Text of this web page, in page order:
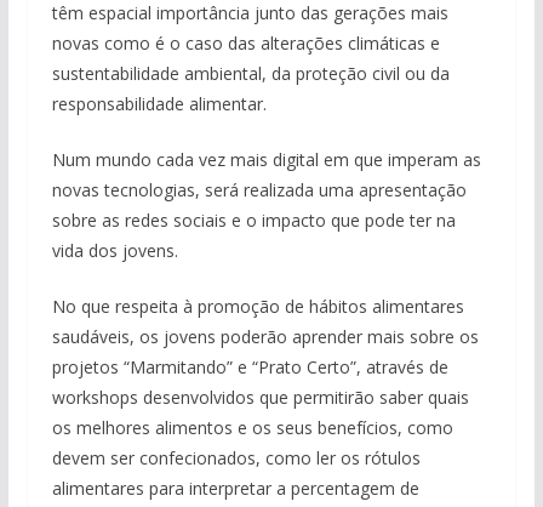
têm espacial importância junto das gerações mais
novas como é o caso das alterações climáticas e
sustentabilidade ambiental, da proteção civil ou da
responsabilidade alimentar.
Num mundo cada vez mais digital em que imperam as
novas tecnologias, será realizada uma apresentação
sobre as redes sociais e o impacto que pode ter na
vida dos jovens.
No que respeita à promoção de hábitos alimentares
saudáveis, os jovens poderão aprender mais sobre os
projetos “Marmitando” e “Prato Certo”, através de
workshops desenvolvidos que permitirão saber quais
os melhores alimentos e os seus benefícios, como
devem ser confecionados, como ler os rótulos
alimentares para interpretar a percentagem de